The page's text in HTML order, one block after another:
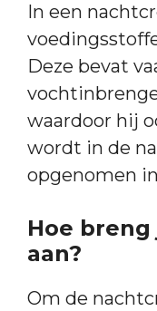
In een
Deze bevat
waardoor hij
wordt in de
opgenomen
Hoe
aan?
Om de